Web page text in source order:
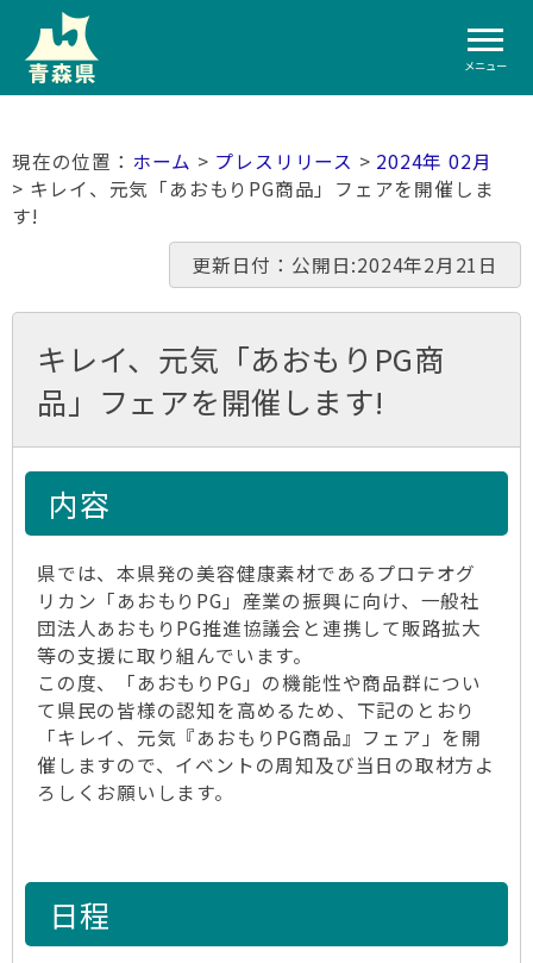
メニュー
ホーム > プレスリリース > 2024年 02月
> キレイ、元気「あおもりPG商品」フェアを開催しま
す!
更新日付：公開日:2024年2月21日
キレイ、元気「あおもりPG商
品」フェアを開催します!
内容
県では、本県発の美容健康素材であるプロテオグ
リカン「あおもりPG」産業の振興に向け、一般社
団法人あおもりPG推進協議会と連携して販路拡大
等の支援に取り組んでいます。
この度、「あおもりPG」の機能性や商品群につい
て県民の皆様の認知を高めるため、下記のとおり
「キレイ、元気『あおもりPG商品』フェア」を開
催しますので、イベントの周知及び当日の取材方よ
ろしくお願いします。
日程